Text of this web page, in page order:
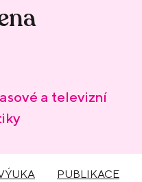
a televizní
PUBLIKACE